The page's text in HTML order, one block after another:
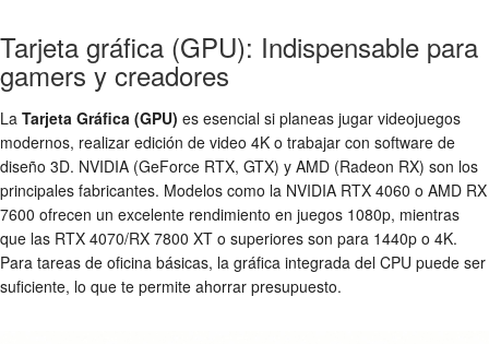
Tarjeta gráfica (GPU): Indispensable para
gamers y creadores
La Tarjeta Gráfica (GPU) es esencial si planeas jugar videojuegos
modernos, realizar edición de video 4K o trabajar con software de
diseño 3D. NVIDIA (GeForce RTX, GTX) y AMD (Radeon RX) son los
principales fabricantes. Modelos como la NVIDIA RTX 4060 o AMD RX
7600 ofrecen un excelente rendimiento en juegos 1080p, mientras
que las RTX 4070/RX 7800 XT o superiores son para 1440p o 4K.
Para tareas de oficina básicas, la gráfica integrada del CPU puede ser
suficiente, lo que te permite ahorrar presupuesto.